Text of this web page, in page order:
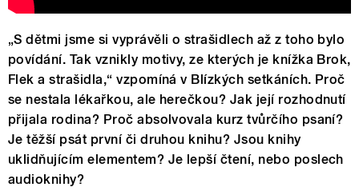
„S dětmi jsme si vyprávěli o strašidlech až z toho bylo
povídání. Tak vznikly motivy, ze kterých je knížka Brok,
Flek a strašidla,“ vzpomíná v Blízkých setkáních. Proč
se nestala lékařkou, ale herečkou? Jak její rozhodnutí
přijala rodina? Proč absolvovala kurz tvůrčího psaní?
Je těžší psát první či druhou knihu? Jsou knihy
uklidňujícím elementem? Je lepší čtení, nebo poslech
audioknihy?